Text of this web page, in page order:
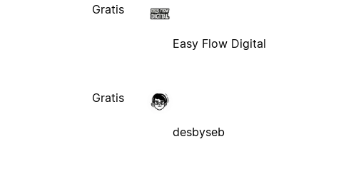
Gratis
Easy Flow Digital
Gratis
desbyseb